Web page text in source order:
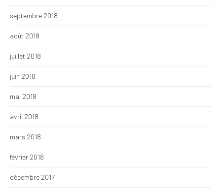
septembre 2018
août 2018
juillet 2018
juin 2018
mai 2018
avril 2018
mars 2018
février 2018
décembre 2017